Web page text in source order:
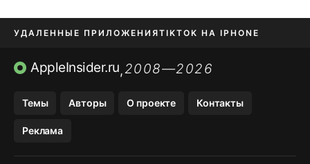
УДАЛЕННЫЕ ПРИЛОЖЕНИЯTIKTOK НА IPHONE
ПРИЛОЖЕНИЯ БЕЗ APP STORE
AppleInsider.ru,2008—2026
Темы Авторы О проекте Контакты
Реклама